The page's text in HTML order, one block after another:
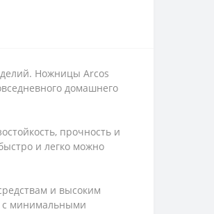
Ножницы Arcos
домашнего
прочность и
и легко можно
и высоким
с минимальными